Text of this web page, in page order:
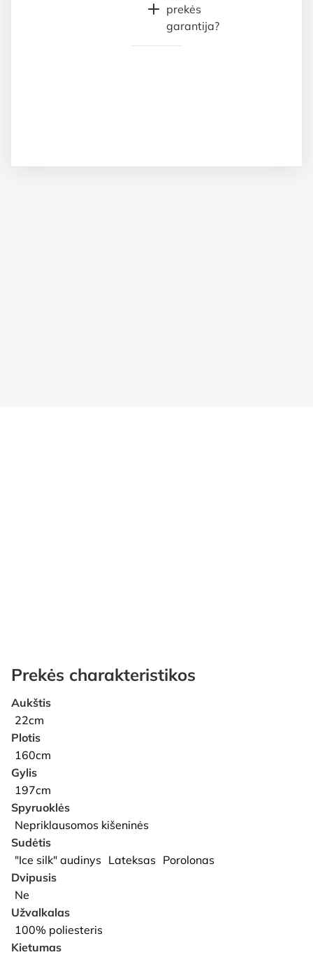
prekės
garantija?
Prekės charakteristikos
Aukštis
22cm
Plotis
160cm
Gylis
197cm
Spyruoklės
Nepriklausomos kišeninės
Sudėtis
"Ice silk" audinys Lateksas Porolonas
Dvipusis
Ne
Užvalkalas
100% poliesteris
Kietumas